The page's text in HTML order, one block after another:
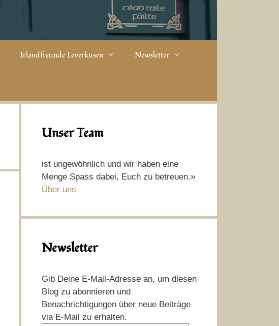
Irlandfreunde Leverkusen Newsletter
Unser Team
ist ungewöhnlich und wir haben eine
Menge Spass dabei, Euch zu betreuen.»
Über uns
Newsletter
Gib Deine E-Mail-Adresse an, um diesen
Blog zu abonnieren und
Benachrichtigungen über neue Beiträge
via E-Mail zu erhalten.